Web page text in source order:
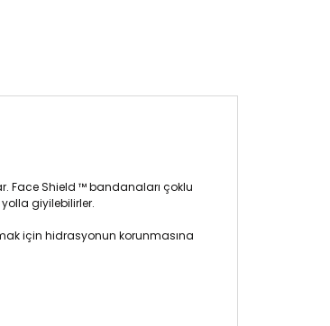
Face Shield ™ bandanaları çoklu
giyilebilirler.
için hidrasyonun korunmasına